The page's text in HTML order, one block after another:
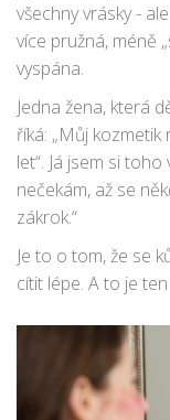
všechny vrásky -
více pružná, méně
vyspána.
Jedna žena, která
říká: „Můj kozmetik
let“. Já jsem si toho
nečekám, až se
zákrok.“
Je to o tom, že se
cítit lépe. A to je